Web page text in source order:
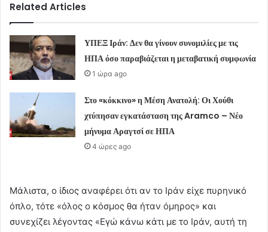
Related Articles
ΥΠΕΞ Ιράν: Δεν θα γίνουν συνομιλίες με τις
ΗΠΑ όσο παραβιάζεται η μεταβατική συμφωνία
1 ώρα ago
Στο «κόκκινο» η Μέση Ανατολή: Οι Χούθι
χτύπησαν εγκατάσταση της Aramco – Νέο
μήνυμα Αραγτσί σε ΗΠΑ
4 ώρες ago
Μάλιστα, ο ίδιος αναφέρει ότι αν το Ιράν είχε πυρηνικό
όπλο, τότε «όλος ο κόσμος θα ήταν όμηρος» και
συνεχίζει λέγοντας «Εγώ κάνω κάτι με το Ιράν, αυτή τη